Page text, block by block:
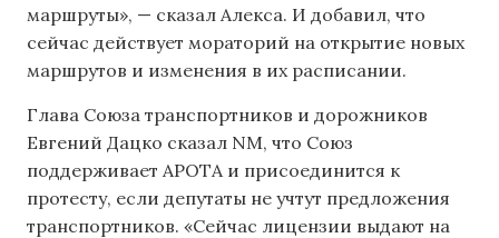
маршруты», — сказал Алекса. И добавил, что
сейчас действует мораторий на открытие новых
маршрутов и изменения в их расписании.
Глава Союза транспортников и дорожников
Евгений Дацко сказал NM, что Союз
поддерживает APOTA и присоединится к
протесту, если депутаты не учтут предложения
транспортников. «Сейчас лицензии выдают на